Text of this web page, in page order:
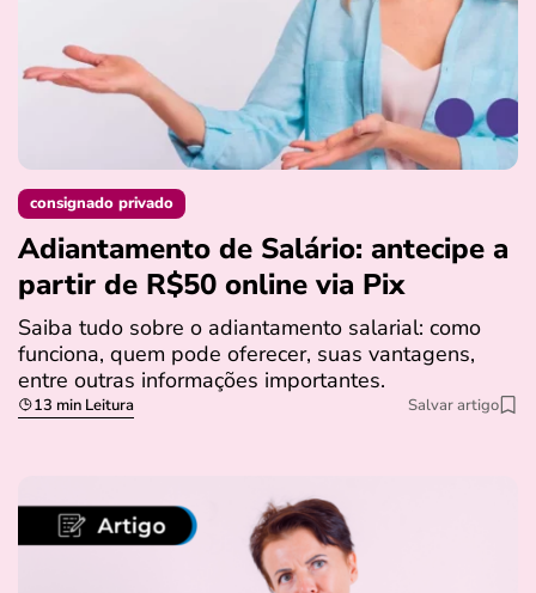
consignado privado
Adiantamento de Salário: antecipe a
partir de R$50 online via Pix
Saiba tudo sobre o adiantamento salarial: como
funciona, quem pode oferecer, suas vantagens,
entre outras informações importantes.
13 min Leitura Salvar artigo